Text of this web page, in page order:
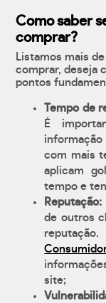
Como saber
comprar?
Listamos mais
comprar, deseja
pontos
Tempo de
É
com mais
aplicam
tempo e
Reputação:
de outros
site;